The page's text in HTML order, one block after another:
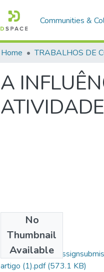
Communities &
Home
A
No
Thumbnail
Available
Heveline Sousa
artigo (1).pdf(573.1 KB)